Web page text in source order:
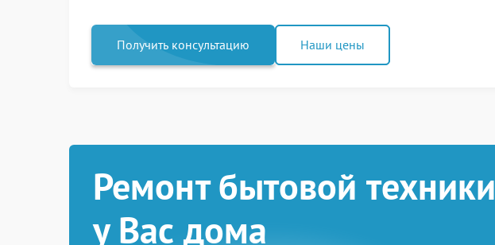
Получить консультацию Наши цены
Ремонт бытовой техники
у Вас дома